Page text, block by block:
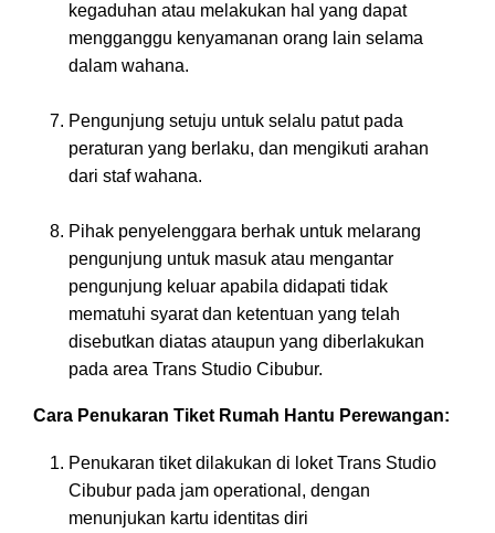
kegaduhan atau melakukan hal yang dapat
mengganggu kenyamanan orang lain selama
dalam wahana.
Pengunjung setuju untuk selalu patut pada
peraturan yang berlaku, dan mengikuti arahan
dari staf wahana.
Pihak penyelenggara berhak untuk melarang
pengunjung untuk masuk atau mengantar
pengunjung keluar apabila didapati tidak
mematuhi syarat dan ketentuan yang telah
disebutkan diatas ataupun yang diberlakukan
pada area Trans Studio Cibubur.
Cara Penukaran Tiket Rumah Hantu Perewangan:
Penukaran tiket dilakukan di loket Trans Studio
Cibubur pada jam operational, dengan
menunjukan kartu identitas diri